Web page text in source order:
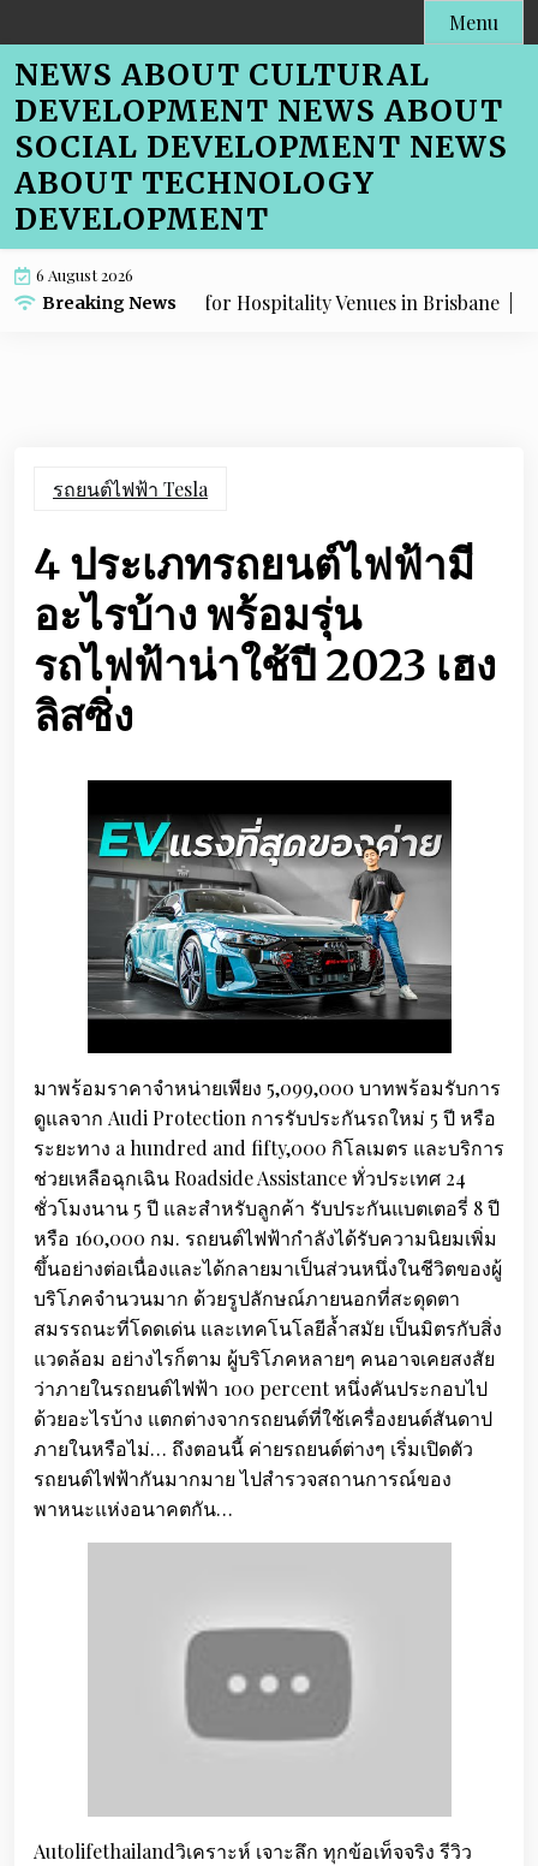
to
content
Menu
NEWS ABOUT CULTURAL
DEVELOPMENT NEWS ABOUT
SOCIAL DEVELOPMENT NEWS
ABOUT TECHNOLOGY
DEVELOPMENT
6 August 2026
Breaking News
SEO Advice for Hospitality Venues in Brisbane |Cafe
รถยนต์ไฟฟ้า Tesla
4 ประเภทรถยนต์ไฟฟ้ามี
อะไรบ้าง พร้อมรุ่น
รถไฟฟ้าน่าใช้ปี 2023 เฮง
ลิสซิ่ง
มาพร้อมราคาจำหน่ายเพียง 5,099,000 บาทพร้อมรับการ
ดูแลจาก Audi Protection การรับประกันรถใหม่ 5 ปี หรือ
ระยะทาง a hundred and fifty,000 กิโลเมตร และบริการ
ช่วยเหลือฉุกเฉิน Roadside Assistance ทั่วประเทศ 24
ชั่วโมงนาน 5 ปี และสำหรับลูกค้า รับประกันแบตเตอรี่ 8 ปี
หรือ 160,000 กม. รถยนต์ไฟฟ้ากำลังได้รับความนิยมเพิ่ม
ขึ้นอย่างต่อเนื่องและได้กลายมาเป็นส่วนหนึ่งในชีวิตของผู้
บริโภคจำนวนมาก ด้วยรูปลักษณ์ภายนอกที่สะดุดตา
สมรรถนะที่โดดเด่น และเทคโนโลยีล้ำสมัย เป็นมิตรกับสิ่ง
แวดล้อม อย่างไรก็ตาม ผู้บริโภคหลายๆ คนอาจเคยสงสัย
ว่าภายในรถยนต์ไฟฟ้า 100 percent หนึ่งคันประกอบไป
ด้วยอะไรบ้าง แตกต่างจากรถยนต์ที่ใช้เครื่องยนต์สันดาป
ภายในหรือไม่… ถึงตอนนี้ ค่ายรถยนต์ต่างๆ เริ่มเปิดตัว
รถยนต์ไฟฟ้ากันมากมาย ไปสำรวจสถานการณ์ของ
พาหนะแห่งอนาคตกัน…
Autolifethailandวิเคราะห์ เจาะลึก ทุกข้อเท็จจริง รีวิว